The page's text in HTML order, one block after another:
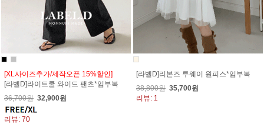
[XL사이즈추가/제작오픈 15%할인]
[라벨D]라이트쿨 와이드 팬츠*임부복
36,700원 32,900원
리뷰: 70
[라벨D]리본즈 투웨이 원피스*임부복
38,800원 35,700원
리뷰: 1